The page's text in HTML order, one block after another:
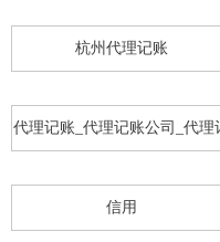
恭喜黄总签约公司注册
杭州代理记账
代理记账_代理记账公司_代理
杭州代理记账
信用